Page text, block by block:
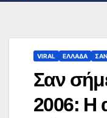
VIRAL ΕΛΛΑΔΑ
Σαν
2006: Η